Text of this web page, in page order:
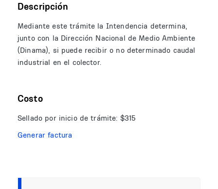
Descripción
Mediante este trámite la Intendencia determina,
junto con la Dirección Nacional de Medio Ambiente
(Dinama), si puede recibir o no determinado caudal
industrial en el colector.
Costo
Sellado por inicio de trámite: $315
Generar factura